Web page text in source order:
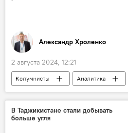
Александр Хроленко
2 августа 2024, 12:21
Колумнисты
Аналитика
Армия и вооружение
Украина
Россия
конфликт
В Таджикистане стали добывать
больше угля